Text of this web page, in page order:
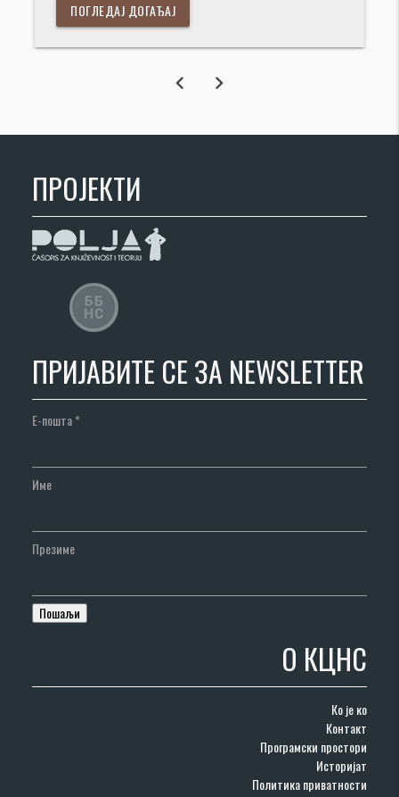
ПОГЛЕДАЈ ДОГАЂАЈ
chevron_left chevron_right
ПРОЈЕКТИ
ПРИЈАВИТЕ СЕ ЗА NEWSLETTER
Е-пошта*
Име
Презиме
О КЦНС
Ко је ко
Контакт
Програмски простори
Историјат
Политика приватности